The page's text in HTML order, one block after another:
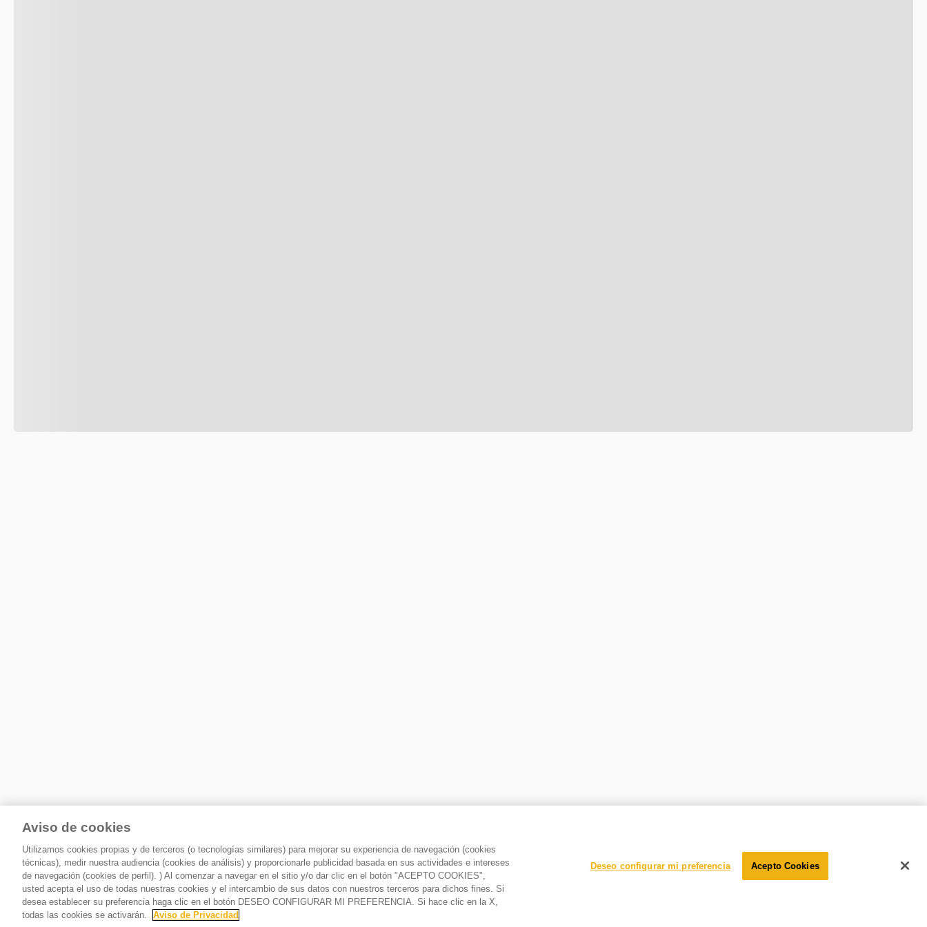
Aviso de cookies
Utilizamos cookies propias y de terceros (o tecnologías similares) para mejorar su experiencia de navegación (cookies
técnicas), medir nuestra audiencia (cookies de análisis) y proporcionarle publicidad basada en sus actividades e intereses
de navegación (cookies de perfil). ) Al comenzar a navegar en el sitio y/o dar clic en el botón "ACEPTO COOKIES",
usted acepta el uso de todas nuestras cookies y el intercambio de sus datos con nuestros terceros para dichos fines. Si
desea establecer su preferencia haga clic en el botón DESEO CONFIGURAR MI PREFERENCIA. Si hace clic en la X,
todas las cookies se activarán.
Aviso de Privacidad
Deseo configurar mi preferencia Acepto Cookies